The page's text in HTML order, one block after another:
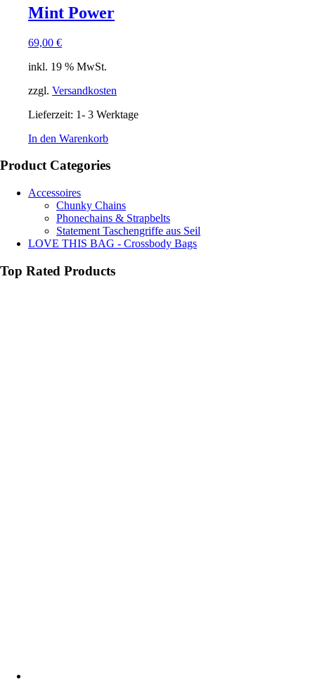
Mint Power
69,00 €
inkl. 19 % MwSt.
zzgl. Versandkosten
Lieferzeit: 1- 3 Werktage
In den Warenkorb
Product Categories
Accessoires
Chunky Chains
Phonechains & Strapbelts
Statement Taschengriffe aus Seil
LOVE THIS BAG - Crossbody Bags
Top Rated Products